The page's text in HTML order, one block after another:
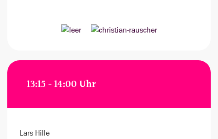
13:15 - 14:00 Uhr
Lars Hille